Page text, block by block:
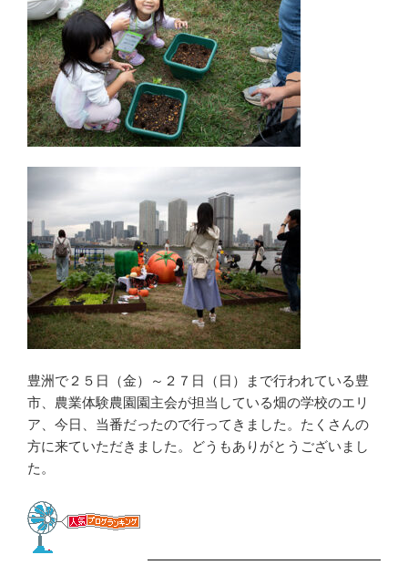
豊洲で２５日（金）～２７日（日）まで行われている豊
市、農業体験農園園主会が担当している畑の学校のエリ
ア、今日、当番だったので行ってきました。たくさんの
方に来ていただきました。どうもありがとうございまし
た。